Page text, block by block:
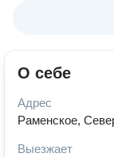
О себе
Адрес
Раменское,
Выезжает